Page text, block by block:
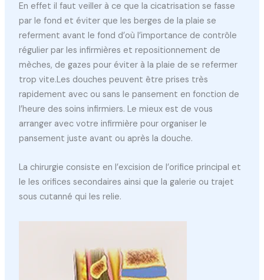
En effet il faut veiller à ce que la cicatrisation se fasse
par le fond et éviter que les berges de la plaie se
referment avant le fond d’où l’importance de contrôle
régulier par les infirmières et repositionnement de
mèches, de gazes pour éviter à la plaie de se refermer
trop vite.Les douches peuvent être prises très
rapidement avec ou sans le pansement en fonction de
l’heure des soins infirmiers. Le mieux est de vous
arranger avec votre infirmière pour organiser le
pansement juste avant ou après la douche.
La chirurgie consiste en l’excision de l’orifice principal et
le les orifices secondaires ainsi que la galerie ou trajet
sous cutanné qui les relie.